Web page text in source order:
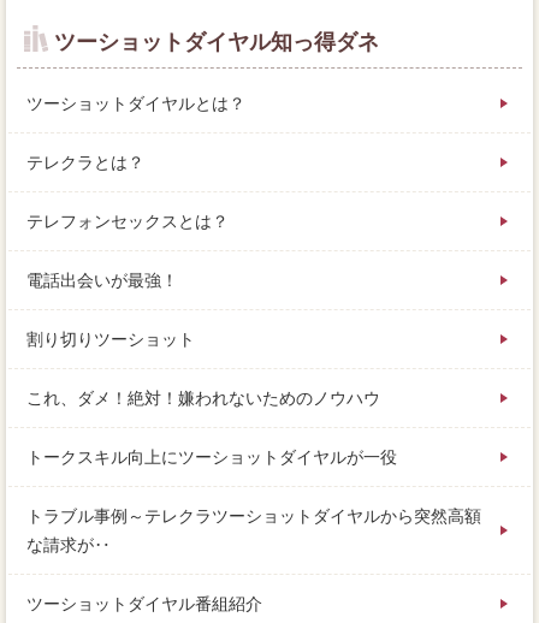
ツーショットダイヤル知っ得ダネ
ツーショットダイヤルとは？
テレクラとは？
テレフォンセックスとは？
電話出会いが最強！
割り切りツーショット
これ、ダメ！絶対！嫌われないためのノウハウ
トークスキル向上にツーショットダイヤルが一役
トラブル事例～テレクラツーショットダイヤルから突然高額
な請求が‥
ツーショットダイヤル番組紹介